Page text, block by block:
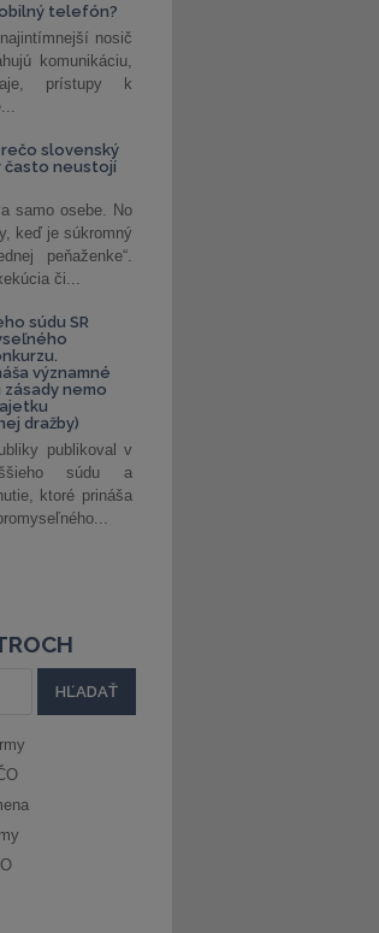
telefón?
nosič
komunikáciu,
prístupy k
slovenský
často neustojí
samo osebe. No
keď je súkromný
peňaženke“.
či...
súdu SR
významné
nemo
dražby)
publikoval v
súdu a
ktoré prináša